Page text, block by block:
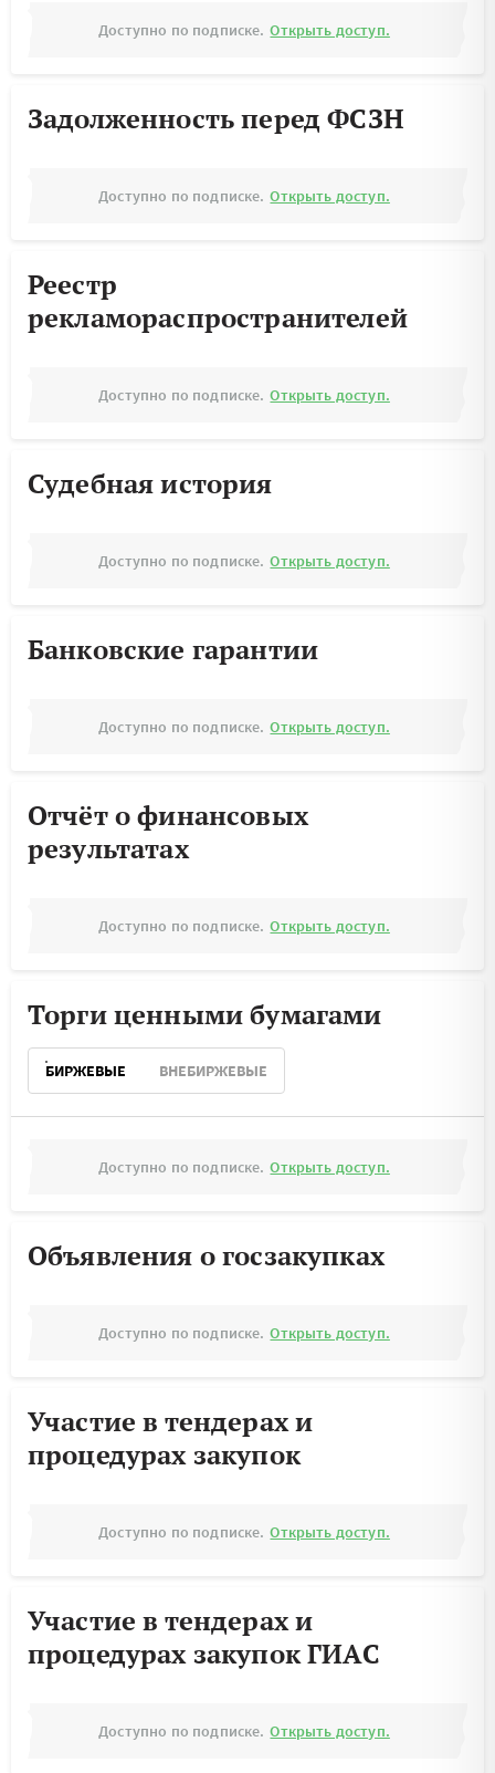
Доступно по подписке. Открыть доступ.
Задолженность перед ФСЗН
Доступно по подписке. Открыть доступ.
Реестр
рекламораспространителей
Доступно по подписке. Открыть доступ.
Судебная история
Доступно по подписке. Открыть доступ.
Банковские гарантии
Доступно по подписке. Открыть доступ.
Отчёт о финансовых
результатах
Доступно по подписке. Открыть доступ.
Торги ценными бумагами
БИРЖЕВЫЕ ВНЕБИРЖЕВЫЕ
Доступно по подписке. Открыть доступ.
Объявления о госзакупках
Доступно по подписке. Открыть доступ.
Участие в тендерах и
процедурах закупок
Доступно по подписке. Открыть доступ.
Участие в тендерах и
процедурах закупок ГИАС
Доступно по подписке. Открыть доступ.